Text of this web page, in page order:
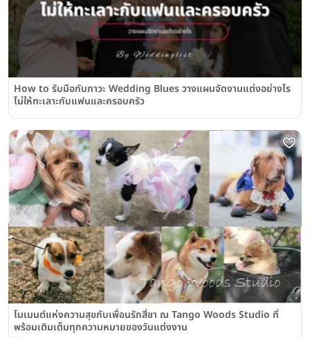
How to รับมือกับภาวะ Wedding Blues วางแผนจัดงานแต่งอย่างไร
ไม่ให้ทะเลาะกับแฟนและครอบครัว
โมเมนต์แห่งความสุขกับเพื่อนรักสี่ขา ณ Tango Woods Studio ที่
พร้อมเติมเต็มทุกความหมายของวันแต่งงาน